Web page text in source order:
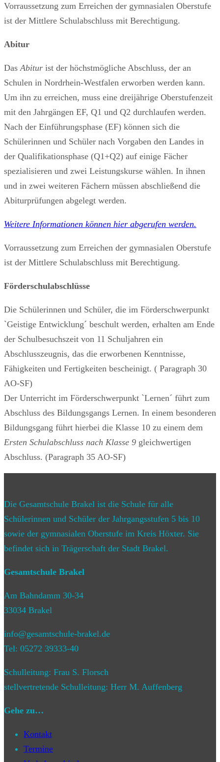
Vorraussetzung zum Erreichen der gymnasialen Oberstufe
ist der Mittlere Schulabschluss mit Berechtigung.
Abitur
Das Abitur ist der höchstmögliche Abschluss, der an
Schulen in Nordrhein-Westfalen erworben werden kann.
Um ihn zu erreichen, muss eine dreijährige Oberstufenzeit
mit den Jahrgängen EF, Q1 und Q2 durchlaufen werden.
Nach der Einführungsphase (EF) können sich die
Schülerinnen und Schüler nach Vorgaben den Landes in
der Qualifikationsphase (Q1+Q2) auf einige Fächer
spezialisieren und zwei Leistungskurse wählen. In ihnen
und in zwei weiteren Fächern müssen abschließend die
Abiturprüfungen abgelegt werden.
Weitere Informationen können hier abgerufen werden.
Vorraussetzung zum Erreichen der gymnasialen Oberstufe
ist der Mittlere Schulabschluss mit Berechtigung.
Förderschulabschlüsse
Die Schülerinnen und Schüler, die im Förderschwerpunkt
`Geistige Entwicklung´ beschult werden, erhalten am Ende
der Schulbesuchszeit von 11 Schuljahren ein
Abschlusszeugnis, das die erworbenen Kenntnisse,
Fähigkeiten und Fertigkeiten bescheinigt. ( Paragraph 30
AO-SF)
Der Unterricht im Förderschwerpunkt `Lernen´ führt zum
Abschluss des Bildungsgangs Lernen. In einem besonderen
Bildungsgang führt hierbei die Klasse 10 zu einem dem
Ersten Schulabschluss nach Klasse 9 gleichwertigen
Abschluss. (Paragraph 35 AO-SF)
Die Gesamtschule Brakel ist die Schule für alle
Schülerinnen und Schüler der Jahrgangsstufen 5 bis 10
sowie der gymnasialen Oberstufe im Kreis Höxter. Sie
befindet sich in Trägerschaft der Stadt Brakel.
Gesamtschule Brakel
Am Bahndamm 30-34
33034 Brakel
info@gesamtschule-brakel.de
Tel: 05272 39333-40
Schulleitung: Frau S. Florsch
stellvertretende Schulleitung: Herr M. Auffenberg
Gehe zu…
Kontakt
Termine